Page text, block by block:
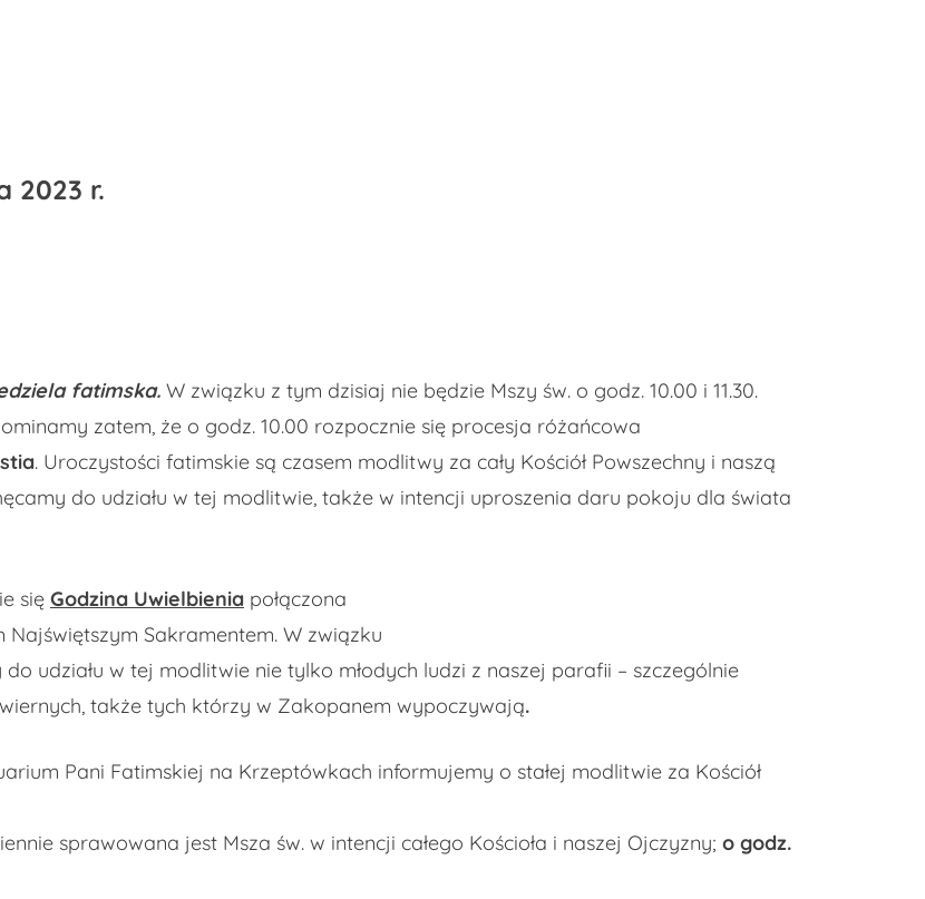
2023 r.
fatimska. W związku z tym dzisiaj nie będzie Mszy św. o godz. 10.00 i 11.30.
zatem, że o godz. 10.00 rozpocznie się procesja różańcowa
. Uroczystości fatimskie są czasem modlitwy za cały Kościół Powszechny i naszą
do udziału w tej modlitwie, także w intencji uproszenia daru pokoju dla świata
się Godzina Uwielbienia połączona
Najświętszym Sakramentem. W związku
udziału w tej modlitwie nie tylko młodych ludzi z naszej parafii – szczególnie
także tych którzy w Zakopanem wypoczywają.
Pani Fatimskiej na Krzeptówkach informujemy o stałej modlitwie za Kościół
sprawowana jest Msza św. w intencji całego Kościoła i naszej Ojczyzny; o godz.